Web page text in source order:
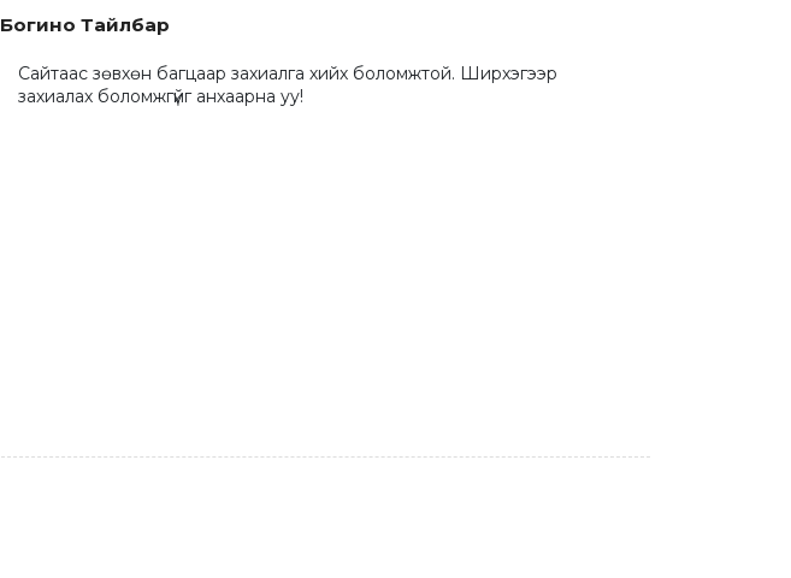
Богино Тайлбар
Сайтаас зөвхөн багцаар захиалга хийх боломжтой. Ширхэгээр
захиалах боломжгүйг анхаарна уу!